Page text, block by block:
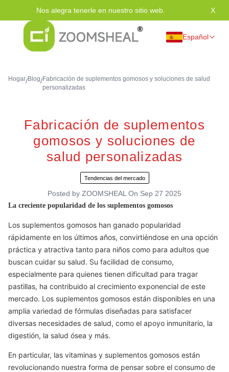
Nos alegra tenerle en nuestro sitio web. X
Español
Hogar/Blog/Fabricación de suplementos gomosos y soluciones de salud
personalizadas
Fabricación de suplementos
gomosos y soluciones de
salud personalizadas
Tendencias del mercado
Posted by ZOOMSHEAL On Sep 27 2025
La creciente popularidad de los suplementos gomosos
Los suplementos gomosos han ganado popularidad
rápidamente en los últimos años, convirtiéndose en una opción
práctica y atractiva tanto para niños como para adultos que
buscan cuidar su salud. Su facilidad de consumo,
especialmente para quienes tienen dificultad para tragar
pastillas, ha contribuido al crecimiento exponencial de este
mercado. Los suplementos gomosos están disponibles en una
amplia variedad de fórmulas diseñadas para satisfacer
diversas necesidades de salud, como el apoyo inmunitario, la
digestión, la salud ósea y más.
En particular, las vitaminas y suplementos gomosos están
revolucionando nuestra forma de pensar sobre el consumo de